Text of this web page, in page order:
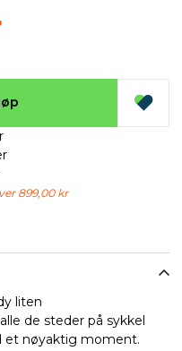
liten
de steder på sykkel
et nøyaktig moment.
899,00 kr